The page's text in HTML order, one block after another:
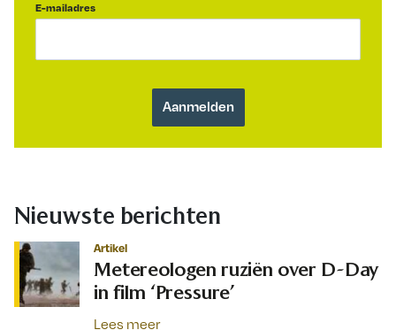
E-mailadres
Nieuwste berichten
Artikel
Metereologen ruziën over D-Day
in film ‘Pressure’
Lees meer